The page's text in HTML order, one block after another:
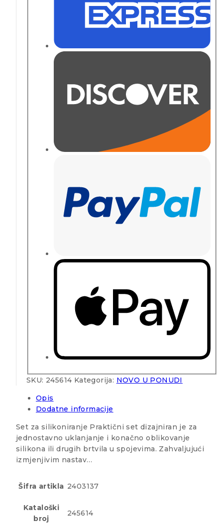
SKU: 245614 Kategorija: NOVO U PONUDI
Opis
Dodatne informacije
Set za silikoniranje Praktični set dizajniran je za
jednostavno uklanjanje i konačno oblikovanje
silikona ili drugih brtvila u spojevima. Zahvaljujući
izmjenjivim nastav…
Šifra artikla 2403137
Kataloški
broj
245614